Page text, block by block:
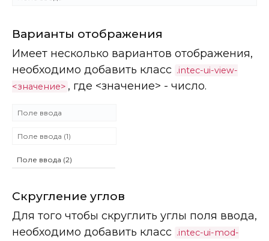
Варианты отображения
Имеет несколько вариантов отображения,
необходимо добавить класс .intec-ui-view-
<значение> , где <значение> - число.
Скругление углов
Для того чтобы скруглить углы поля ввода,
необходимо добавить класс .intec-ui-mod-